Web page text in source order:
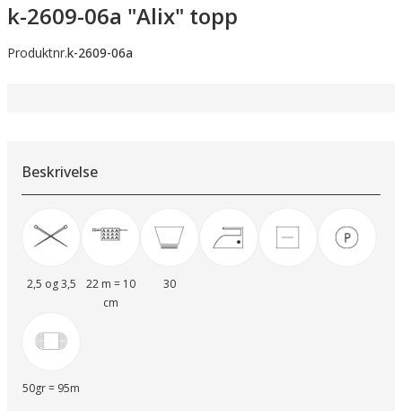
k-2609-06a "Alix" topp
Produktnr.k-2609-06a
Beskrivelse
2,5 og 3,5
22 m = 10
cm
30
50gr = 95m